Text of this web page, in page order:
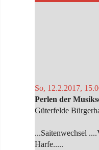
So, 12.2.2017,
Perlen der
Güterfelde
...Saitenwechsel
Harfe.....